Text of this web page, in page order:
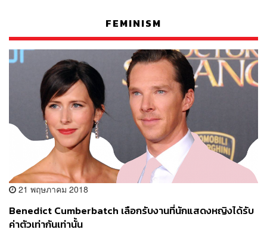
FEMINISM
21 พฤษภาคม 2018
Benedict Cumberbatch เลือกรับงานที่นักแสดงหญิงได้รับ
ค่าตัวเท่ากันเท่านั้น